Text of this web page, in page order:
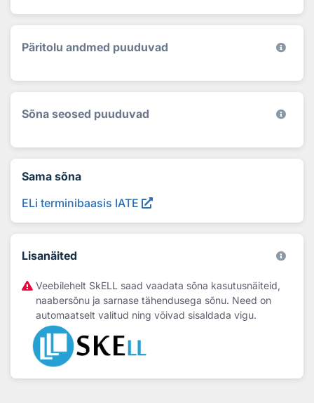
Päritolu andmed puuduvad
Sõna seosed puuduvad
Sama sõna
ELi terminibaasis IATE
Lisanäited
Veebilehelt SkELL saad vaadata sõna kasutusnäiteid,
naabersõnu ja sarnase tähendusega sõnu. Need on
automaatselt valitud ning võivad sisaldada vigu.